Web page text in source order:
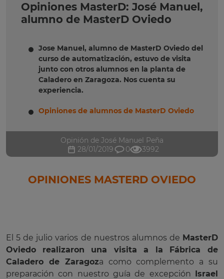
Opiniones MasterD: José Manuel,
alumno de MasterD Oviedo
Jose Manuel, alumno de MasterD Oviedo del
curso de automatización, estuvo de visita
junto con otros alumnos en la planta de
Caladero en Zaragoza. Nos cuenta su
experiencia.
Opiniones de alumnos de MasterD Oviedo
Opinión de José Manuel Peña
28/01/2019
0 3992
OPINIONES MASTERD OVIEDO
El 5 de julio varios de nuestros alumnos de MasterD
Oviedo
realizaron una visita a la Fábrica de
Caladero de Zaragoza como complemento a su
preparación con nuestro guía de excepción Israel